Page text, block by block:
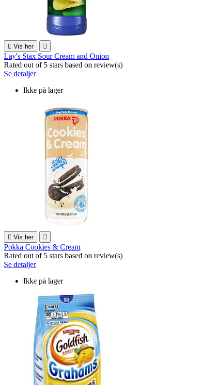
 Vis her 
Lay's Stax Sour Cream and Onion
Rated out of 5 stars based on review(s)
Se detaljer
Ikke på lager
 Vis her 
Pokka Cookies & Cream
Rated out of 5 stars based on review(s)
Se detaljer
Ikke på lager